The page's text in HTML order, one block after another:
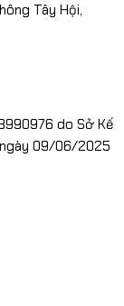
Tây Hội,
do Sở Kế
ngày 09/06/2025